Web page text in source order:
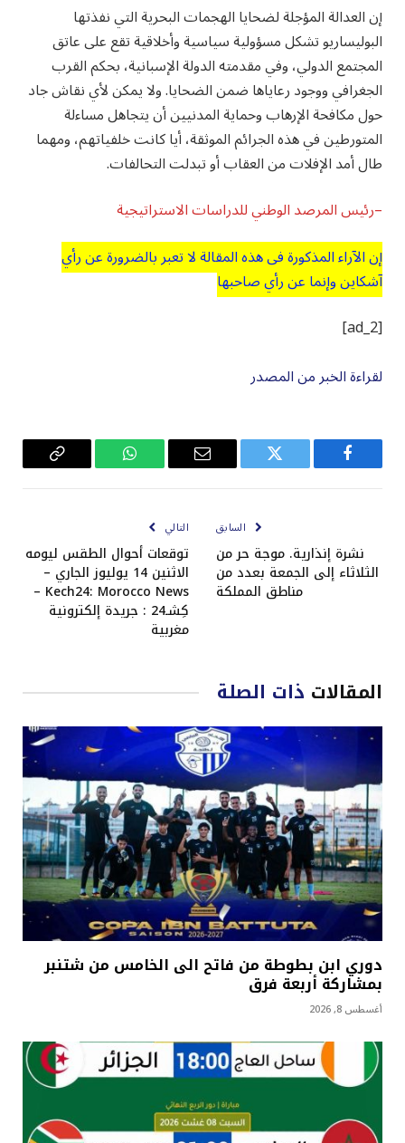
إن العدالة المؤجلة لضحايا الهجمات البحرية التي نفذتها
البوليساريو تشكل مسؤولية سياسية وأخلاقية تقع على عاتق
المجتمع الدولي، وفي مقدمته الدولة الإسبانية، بحكم القرب
الجغرافي ووجود رعاياها ضمن الضحايا. ولا يمكن لأي نقاش جاد
حول مكافحة الإرهاب وحماية المدنيين أن يتجاهل مساءلة
المتورطين في هذه الجرائم الموثقة، أيا كانت خلفياتهم، ومهما
طال أمد الإفلات من العقاب أو تبدلت التحالفات.
–رئيس المرصد الوطني للدراسات الاستراتيجية
إن الآراء المذكورة في هذه المقالة لا تعبر بالضرورة عن رأي
آشكاين وإنما عن رأي صاحبها
[ad_2]
لقراءة الخبر من المصدر
فيسبوك تويتر
البريد
واتساب
Copy
السابق
نشرة إنذارية. موجة حر من
الثلاثاء إلى الجمعة بعدد من
مناطق المملكة
التالي
توقعات أحوال الطقس ليومه
الاثنين 14 يوليوز الجاري –
Kech24: Morocco News –
كِشـ24 : جريدة إلكترونية
مغربية
المقالات ذات الصلة
دوري ابن بطوطة من فاتح الى الخامس من شتنبر
بمشاركة أربعة فرق
أغسطس 8, 2026